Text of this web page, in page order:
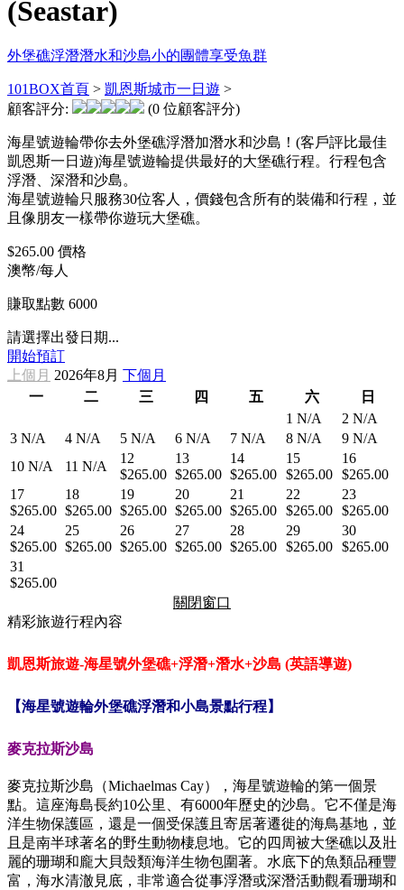
(Seastar)
外堡礁浮潛潛水和沙島小的團體享受魚群
101BOX首頁 > 凱恩斯城市一日遊 >
顧客評分:
(0 位顧客評分)
海星號遊輪帶你去外堡礁浮潛加潛水和沙島！(客戶評比最佳
凱恩斯一日遊)海星號遊輪提供最好的大堡礁行程。行程包含
浮潛、深潛和沙島。
海星號遊輪只服務30位客人，價錢包含所有的裝備和行程，並
且像朋友一樣帶你遊玩大堡礁。
$265.00 價格
澳幣/每人
賺取點數 6000
請選擇出發日期...
開始預訂
上個月 2026年8月 下個月
一
二 三 四 五 六
日
1 N/A 2 N/A
3 N/A 4 N/A 5 N/A 6 N/A 7 N/A 8 N/A 9 N/A
10 N/A 11 N/A
12
$265.00
13
$265.00
14
$265.00
15
$265.00
16
$265.00
17
$265.00
18
$265.00
19
$265.00
20
$265.00
21
$265.00
22
$265.00
23
$265.00
24
$265.00
25
$265.00
26
$265.00
27
$265.00
28
$265.00
29
$265.00
30
$265.00
31
$265.00
關閉窗口
精彩旅遊行程內容
凱恩斯旅遊-海星號外堡礁+浮潛+潛水+沙島 (英語導遊)
【海星號遊輪外堡礁浮潛和小島景點行程】
麥克拉斯沙島
麥克拉斯沙島（Michaelmas Cay），海星號遊輪的第一個景
點。這座海島長約10公里、有6000年歷史的沙島。它不僅是海
洋生物保護區，還是一個受保護且寄居著遷徙的海鳥基地，並
且是南半球著名的野生動物棲息地。它的四周被大堡礁以及壯
麗的珊瑚和龐大貝殼類海洋生物包圍著。水底下的魚類品種豐
富，海水清澈見底，非常適合從事浮潛或深潛活動觀看珊瑚和